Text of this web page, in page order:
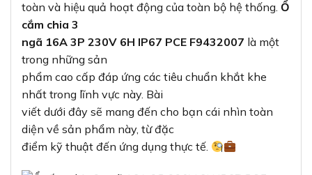
toàn và hiệu quả hoạt động của toàn bộ hệ thống. Ổ
cắm chia 3
ngã 16A 3P 230V 6H IP67 PCE F9432007 là một
trong những sản
phẩm cao cấp đáp ứng các tiêu chuẩn khắt khe
nhất trong lĩnh vực này. Bài
viết dưới đây sẽ mang đến cho bạn cái nhìn toàn
diện về sản phẩm này, từ đặc
điểm kỹ thuật đến ứng dụng thực tế.